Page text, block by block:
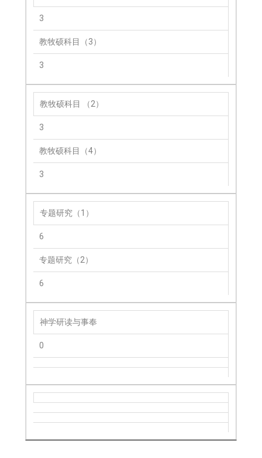
3
教牧硕科目（3）
3
教牧硕科目 （2）
3
教牧硕科目（4）
3
专题研究（1）
6
专题研究（2）
6
神学研读与事奉
0